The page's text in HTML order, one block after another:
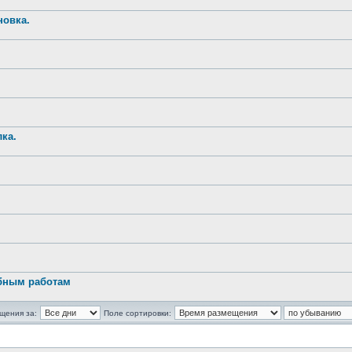
работам
за: Поле сортировки: